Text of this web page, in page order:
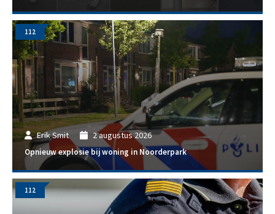
Erik Smit 2 augustus 2026
Opnieuw explosie bij woning in Noorderpark
112
112